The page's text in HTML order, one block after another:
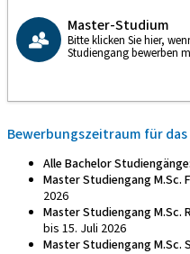
Master-Studium
Bitte klicken Sie hier,
Studiengang bewerben
Bewerbungszeitraum für
Alle Bachelor Studiengänge:
Master Studiengang M.Sc.
2026
Master Studiengang M.Sc.
bis 15. Juli 2026
Master Studiengang M.Sc.